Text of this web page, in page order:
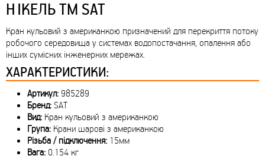
НІКЕЛЬ ТМ SAT
Кран кульовий з американкою призначений для перекриття потоку
робочого середовища у системах водопостачання, опалення або
інших сумісних інженерних мережах.
ХАРАКТЕРИСТИКИ:
Артикул: 985289
Бренд: SAT
Вид: Кран кульовий з американкою
Група: Крани шарові з американкою
Різьба / підключення: 15мм
Вага: 0.154 кг